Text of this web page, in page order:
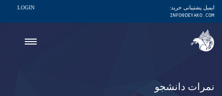
ایمیل پشتیبانی خرید:
INFO@DEYAKO.COM
LOGIN
نمرات دانشجو